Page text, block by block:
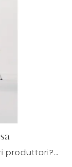
Cerchi Arredo Ufficio dei migliori produttori? Scopri le differenti soluzioni di sedie ospiti e attesa in tessuto, come il modello Dolly Ospiti e ...